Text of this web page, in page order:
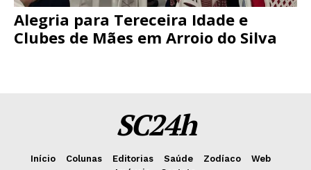
Alegria para Tereceira Idade e
Clubes de Mães em Arroio do Silva
SC24h
Início Colunas Editorias Saúde Zodíaco
Web